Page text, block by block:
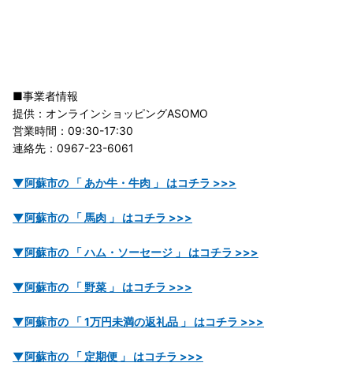
■事業者情報
提供：オンラインショッピングASOMO
営業時間：09:30-17:30
連絡先：0967-23-6061
▼阿蘇市の 「 あか牛・牛肉 」 はコチラ >>>
▼阿蘇市の 「 馬肉 」 はコチラ >>>
▼阿蘇市の 「 ハム・ソーセージ 」 はコチラ >>>
▼阿蘇市の 「 野菜 」 はコチラ >>>
▼阿蘇市の 「 1万円未満の返礼品 」 はコチラ >>>
▼阿蘇市の 「 定期便 」 はコチラ >>>